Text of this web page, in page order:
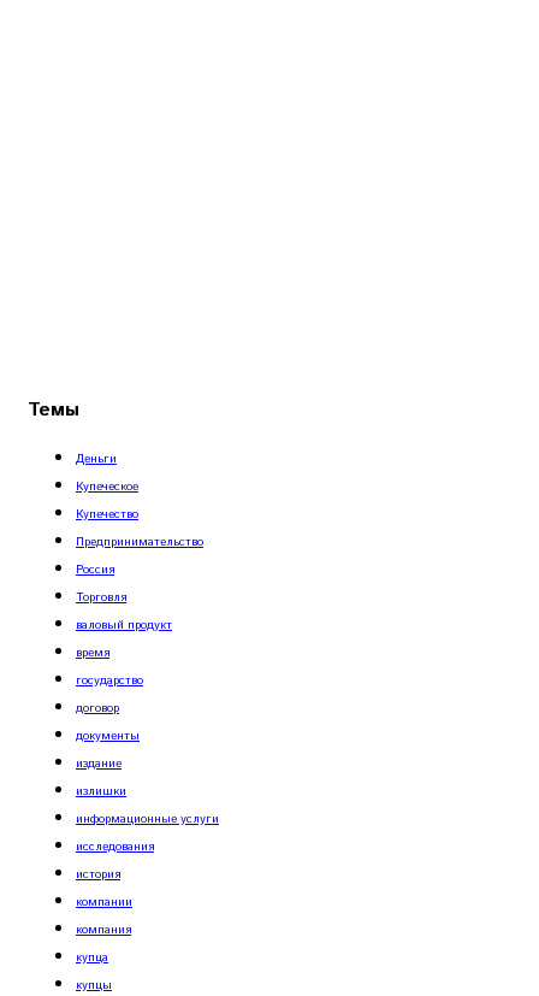
Темы
Деньги
Купеческое
Купечество
Предпринимательство
Россия
Торговля
валовый продукт
время
государство
договор
документы
издание
излишки
информационные услуги
исследования
история
компании
компания
купца
купцы